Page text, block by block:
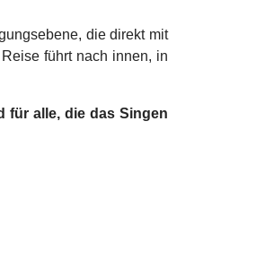
die direkt mit
führt nach innen, in
für alle, die das Singen